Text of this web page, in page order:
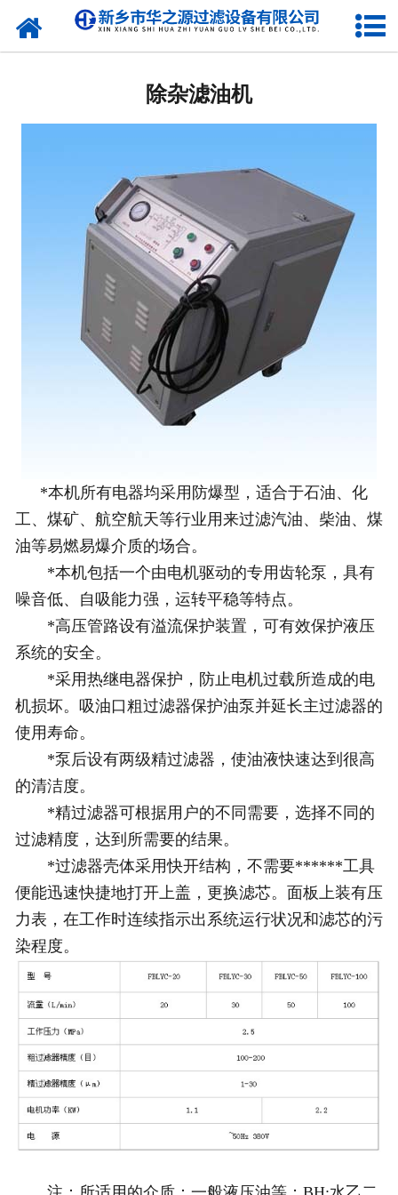
除杂滤油机
*本机所有电器均采用防爆型，适合于石油、化
工、煤矿、航空航天等行业用来过滤汽油、柴油、煤
油等易燃易爆介质的场合。
*本机包括一个由电机驱动的专用齿轮泵，具有
噪音低、自吸能力强，运转平稳等特点。
*高压管路设有溢流保护装置，可有效保护液压
系统的安全。
*采用热继电器保护，防止电机过载所造成的电
机损坏。吸油口粗过滤器保护油泵并延长主过滤器的
使用寿命。
*泵后设有两级精过滤器，使油液快速达到很高
的清洁度。
*精过滤器可根据用户的不同需要，选择不同的
过滤精度，达到所需要的结果。
*过滤器壳体采用快开结构，不需要******工具
便能迅速快捷地打开上盖，更换滤芯。面板上装有压
力表，在工作时连续指示出系统运行状况和滤芯的污
染程度。